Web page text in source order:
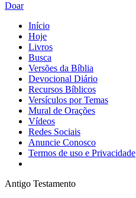
Doar
Início
Hoje
Livros
Busca
Versões da Bíblia
Devocional Diário
Recursos Bíblicos
Versículos por Temas
Mural de Orações
Vídeos
Redes Sociais
Anuncie Conosco
Termos de uso e Privacidade
Antigo Testamento